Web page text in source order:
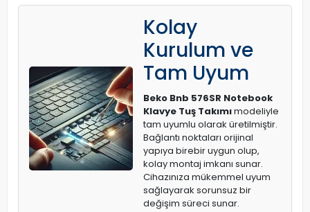
Kolay
Kurulum ve
Tam Uyum
Beko Bnb 576SR Notebook
Klavye Tuş Takımımodeliyle
tam uyumlu olarak üretilmiştir.
Bağlantı noktaları orijinal
yapıya birebir uygun olup,
kolay montaj imkanı sunar.
Cihazınıza mükemmel uyum
sağlayarak sorunsuz bir
değişim süreci sunar.